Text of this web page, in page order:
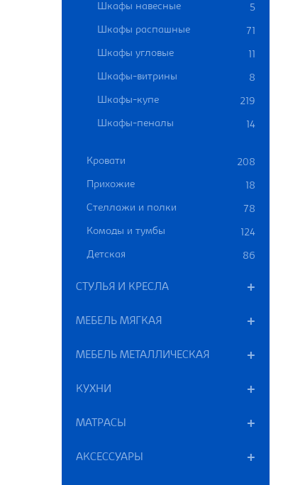
Шкафы навесные
5
Шкафы распашные 71
Шкафы угловые 11
Шкафы-витрины 8
Шкафы-купе 219
Шкафы-пеналы 14
Кровати 208
Прихожие 18
Стеллажи и полки 78
Комоды и тумбы 124
Детская 86
СТУЛЬЯ И КРЕСЛА
МЕБЕЛЬ МЯГКАЯ
МЕБЕЛЬ МЕТАЛЛИЧЕСКАЯ
КУХНИ
МАТРАСЫ
АКСЕССУАРЫ